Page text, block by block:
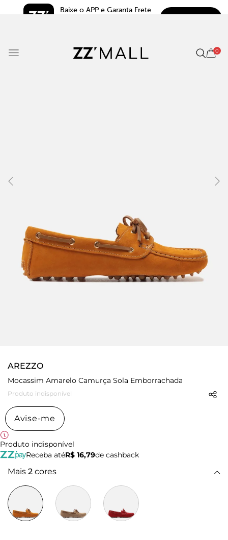
Baixe o APP e Garanta Frete
0
AREZZO
Mocassim Amarelo Camurça Sola Emborrachada
Produto indisponível
Avise-me
Produto indisponível
Receba atéR$ 16,79de cashback
Mais 2 cores